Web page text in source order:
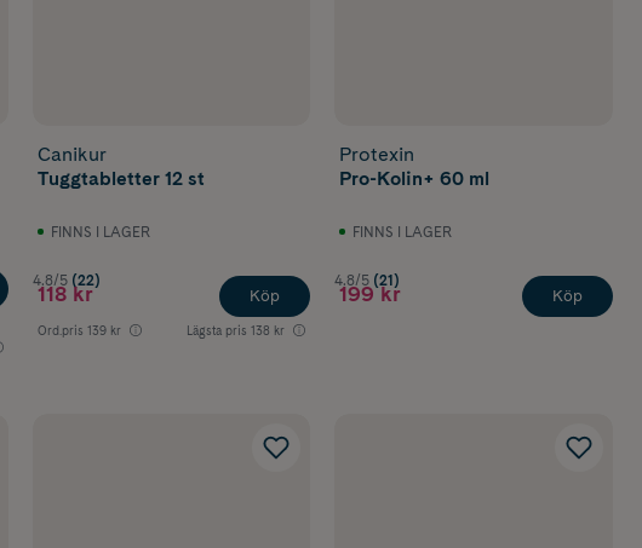
Canikur
Tuggtabletter 12 st
FINNS I LAGER
4.8/5 (22)
118 kr
Ord.pris 139 kr Lägsta pris 138 kr
Köp
Protexin
Pro-Kolin+ 60 ml
FINNS I LAGER
4.8/5 (21)
199 kr Köp